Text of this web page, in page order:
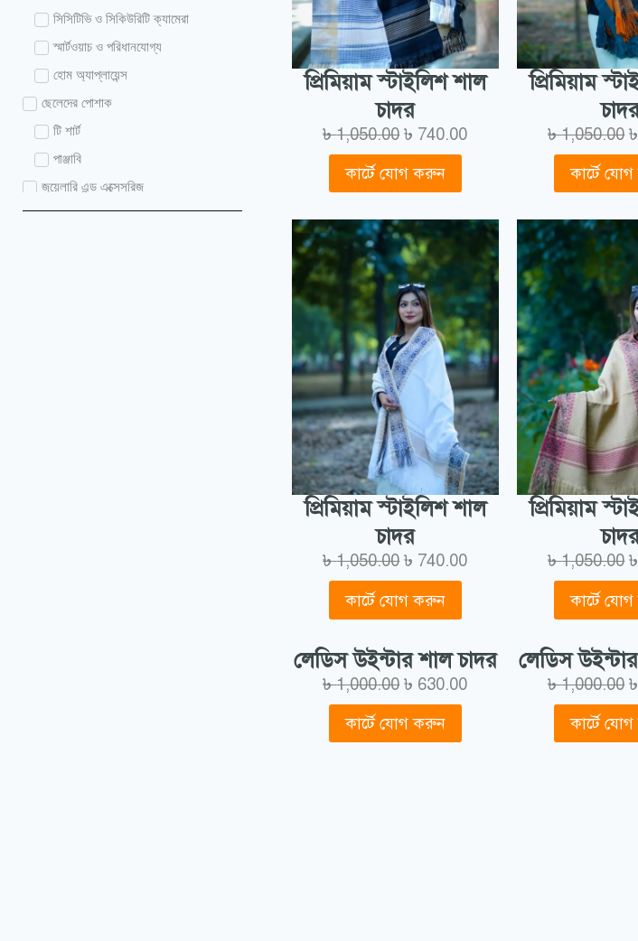
সিসিটিভি ও সিকিউরিটি ক্যামেরা
স্মার্টওয়াচ ও পরিধানযোগ্য
হোম অ্যাপ্লায়েন্স
ছেলেদের পোশাক
টি শার্ট
পাঞ্জাবি
জুয়েলারি এন্ড এক্সেসরিজ
বিউটি কেয়ার
প্রিমিয়াম স্টাইলিশ শাল
চাদর
৳1,050.00 ৳ 740.00
কার্টে যোগ করুন
প্রিমিয়াম
৳1,050.00 ৳
কার্টে
প্রিমিয়াম স্টাইলিশ শাল
চাদর
৳1,050.00 ৳ 740.00
কার্টে যোগ করুন
প্রিমিয়াম
৳1,050.00 ৳
কার্টে
লেডিস উইন্টার শাল চাদর
৳1,000.00 ৳ 630.00
কার্টে যোগ করুন
লেডিস
৳1,000.00 ৳
কার্টে